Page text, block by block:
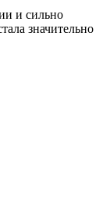
и сильно
значительно